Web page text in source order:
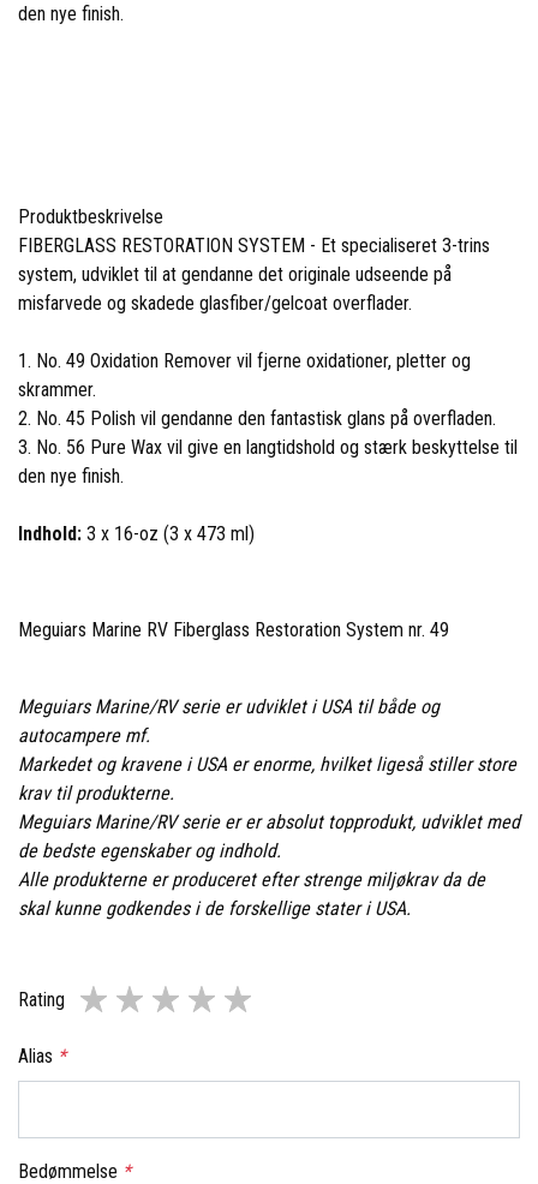
den nye finish.
Produktbeskrivelse
FIBERGLASS RESTORATION SYSTEM - Et specialiseret 3-trins
system, udviklet til at gendanne det originale udseende på
misfarvede og skadede glasfiber/gelcoat overflader.
1. No. 49 Oxidation Remover vil fjerne oxidationer, pletter og
skrammer.
2. No. 45 Polish vil gendanne den fantastisk glans på overfladen.
3. No. 56 Pure Wax vil give en langtidshold og stærk beskyttelse til
den nye finish.
Indhold: 3 x 16-oz (3 x 473 ml)
Meguiars Marine RV Fiberglass Restoration System nr. 49
Meguiars Marine/RV serie er udviklet i USA til både og
autocampere mf.
Markedet og kravene i USA er enorme, hvilket ligeså stiller store
krav til produkterne.
Meguiars Marine/RV serie er er absolut topprodukt, udviklet med
de bedste egenskaber og indhold.
Alle produkterne er produceret efter strenge miljøkrav da de
skal kunne godkendes i de forskellige stater i USA.
Rating
Alias *
Bedømmelse *